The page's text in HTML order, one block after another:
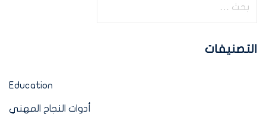
التصنيفات
Education
أدوات النجاح المهني